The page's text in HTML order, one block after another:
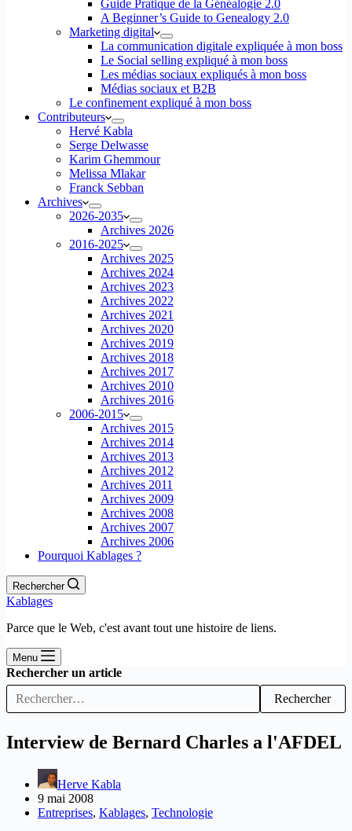
Guide Pratique de la Généalogie 2.0
A Beginner’s Guide to Genealogy 2.0
Marketing digital
La communication digitale expliquée à mon boss
Le Social selling expliqué à mon boss
Les médias sociaux expliqués à mon boss
Médias sociaux et B2B
Le confinement expliqué à mon boss
Contributeurs
Hervé Kabla
Serge Delwasse
Karim Ghemmour
Melissa Mlakar
Franck Sebban
Archives
2026-2035
Archives 2026
2016-2025
Archives 2025
Archives 2024
Archives 2023
Archives 2022
Archives 2021
Archives 2020
Archives 2019
Archives 2018
Archives 2017
Archives 2010
Archives 2016
2006-2015
Archives 2015
Archives 2014
Archives 2013
Archives 2012
Archives 2011
Archives 2009
Archives 2008
Archives 2007
Archives 2006
Pourquoi Kablages ?
Rechercher
Kablages
Parce que le Web, c'est avant tout une histoire de liens.
Menu
Rechercher un article
Rechercher
Interview de Bernard Charles a l'AFDEL
Herve Kabla
9 mai 2008
Entreprises, Kablages, Technologie